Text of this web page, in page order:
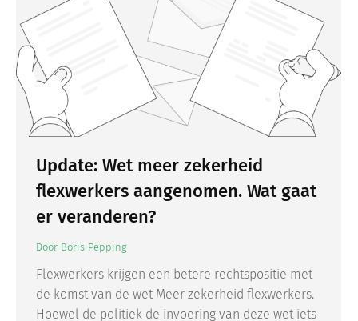
Update: Wet meer zekerheid
flexwerkers aangenomen. Wat gaat
er veranderen?
Door Boris Pepping
Flexwerkers krijgen een betere rechtspositie met
de komst van de wet Meer zekerheid flexwerkers.
Hoewel de politiek de invoering van deze wet iets